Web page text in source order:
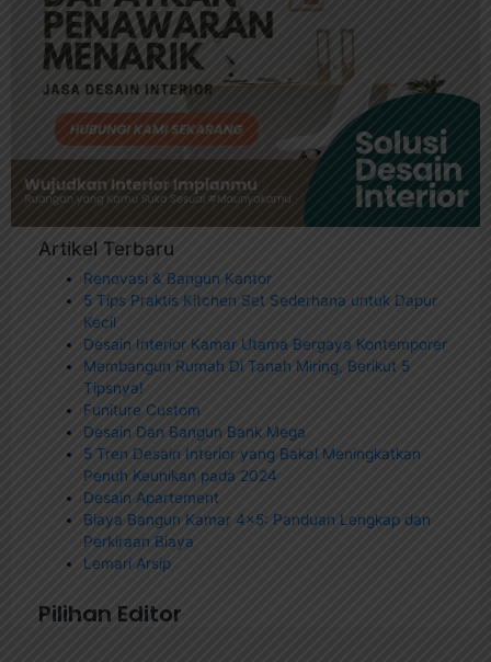
Artikel Terbaru
Renovasi & Bangun Kantor
5 Tips Praktis Kitchen Set Sederhana untuk Dapur
Kecil
Desain Interior Kamar Utama Bergaya Kontemporer
Membangun Rumah Di Tanah Miring, Berikut 5
Tipsnya!
Funiture Custom
Desain Dan Bangun Bank Mega
5 Tren Desain Interior yang Bakal Meningkatkan
Penuh Keunikan pada 2024
Desain Apartement
Biaya Bangun Kamar 4×5: Panduan Lengkap dan
Perkiraan Biaya
Lemari Arsip
Pilihan Editor